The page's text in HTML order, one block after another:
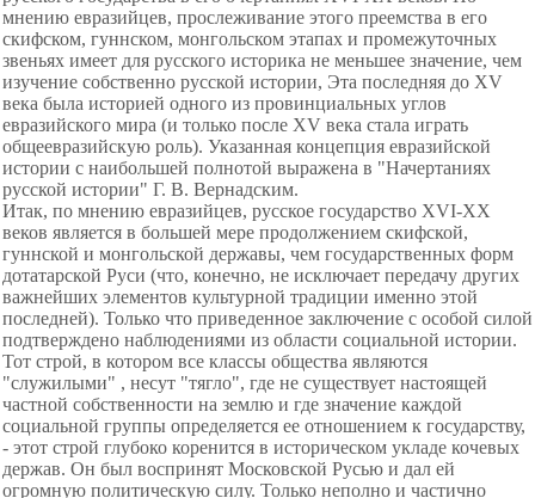
мнению евразийцев, прослеживание этого преемства в его
скифском, гуннском, монгольском этапах и промежуточных
звеньях имеет для русского историка не меньшее значение, чем
изучение собственно русской истории, Эта последняя до XV
века была историей одного из провинциальных углов
евразийского мира (и только после XV века стала играть
общеевразийскую роль). Указанная концепция евразийской
истории с наибольшей полнотой выражена в "Начертаниях
русской истории" Г. В. Вернадским.
Итак, по мнению евразийцев, русское государство XVI-XX
веков является в большей мере продолжением скифской,
гуннской и монгольской державы, чем государственных форм
дотатарской Руси (что, конечно, не исключает передачу других
важнейших элементов культурной традиции именно этой
последней). Только что приведенное заключение с особой силой
подтверждено наблюдениями из области социальной истории.
Тот строй, в котором все классы общества являются
"служилыми" , несут "тягло", где не существует настоящей
частной собственности на землю и где значение каждой
социальной группы определяется ее отношением к государству,
- этот строй глубоко коренится в историческом укладе кочевых
держав. Он был воспринят Московской Русью и дал ей
огромную политическую силу. Только неполно и частично